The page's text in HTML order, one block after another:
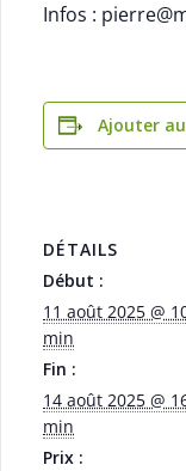
Infos :
Ajouter
DÉTAILS
Début :
11 août 2025 @
min
Fin :
14 août 2025 @
min
Prix :